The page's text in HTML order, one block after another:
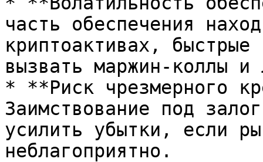
часть обеспечения
криптоактивах,
вызвать маржин-коллы и
* **Риск чрезмерного
Заимствование под
усилить убытки, если
неблагоприятно.